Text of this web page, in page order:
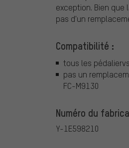
exception. Bien
pas d'un
Compatibilité :
tous les
pas un
FC-M9130
Numéro du
Y-1E598210